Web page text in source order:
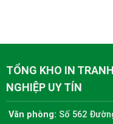
TỔNG KHO IN
NGHIỆP UY TÍN
Văn phòng: Số 562